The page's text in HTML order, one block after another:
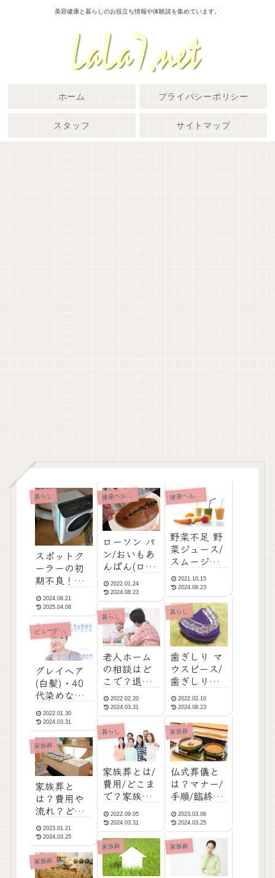
美容健康と暮らしのお役立ち情報や体験談を集めています。
ホーム プライバシーポリシー
スタッフ サイトマップ
暮らし
スポットク
ーラーの初
期不良！消
費者の立場
から見た
Amazonの返
品ポリシー
の問題点
2024.08.21
2025.04.08
健
康ヘルスケア
ローソン パ
ン/おいもあ
んぱん(ロー
ソン)秋です
ね！カロリ
ーと栄養
150円をチ
ェック！
2022.01.24
2024.08.23
健
康ヘルスケア
野菜不足 野
菜ジュース/
スムージー
って何？ジ
ュースの栄
養と比べて
みた/野菜不
足にはどち
らが
2021.10.15
2024.08.23
暮らし
歯ぎしり マ
ウスピース/
歯ぎしり防
止を体験・
自分で作る
方法なら
880円で
2022.02.10
2024.08.23
暮らし
老人ホーム
の相談はど
こで？退院
後の介護や
生活の心配
を解消した
い(体験談)
2022.02.20
2024.03.31
ビ ューティ・ダイエット
グレイヘア
(白髪)・40
代染めない
が注目！
若々しいフ
ァッション/
あさイチ
2022.01.30
2024.03.31
暮らし
家族葬とは/
費用/どこま
で？家族葬
の会社/確認
したい葬儀
内容につい
て
2022.09.05
2024.03.31
家族葬
仏式葬儀と
は？マナー/
手順/臨終か
ら初七日ま
での流れ/仏
教供養の役
割/仏式一般
葬と家族葬
の違い
2023.03.08
2024.03.25
家族葬
家族葬と
は？費用や
流れ？どこ
まで呼ぶ
の？葬儀会
社選びの注
意点
2023.01.21
2024.03.25
家族葬 家族葬
家族葬